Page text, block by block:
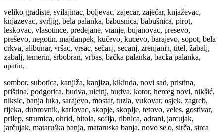
veliko gradiste, svilajinac, boljevac, zajecar, zaječar, knjaževac,
knjazevac, svrljig, bela palanka, babusnica, babušnica, pirot,
leskovac, vlasotince, predejane, vranje, bujanovac, presevo,
preševo, negotin, majdanpek, kučevo, kucevo, barajevo, sopot, bela
crkva, alibunar, vršac, vrsac, sečanj, secanj, zrenjanin, titel, žabalj,
zabalj, temerin, srbobran, vrbas, bačka palanka, backa palanka,
apatin,
sombor, subotica, kanjiža, kanjiza, kikinda, novi sad, pristina,
priština, podgorica, budva, ulcinj, budva, kotor, herceg novi, nikšić,
niksic, banja luka, sarajevo, mostar, tuzla, vukovar, osjek, zagreb,
rijeka, dubrovnik, karlovac, skopje, skoplje, tetovo, veles, gostivar,
prilep, strumica, ohrid, bitola, sofija, ribnica, adrani, jarcujak,
jarčujak, mataruška banja, mataruska banja, novo selo, sirča, sirca